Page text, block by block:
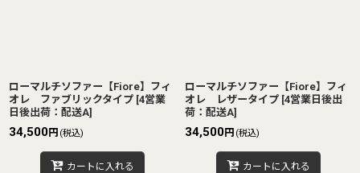
ローマルチソファー【Fiore】フィ
オレ ファブリックタイプ [4営業
日後出荷：配送A]
34,500円 (税込)
カートに入れる
ローマルチソファー【Fiore】フィ
オレ レザータイプ [4営業日後出
荷：配送A]
34,500円 (税込)
カートに入れる